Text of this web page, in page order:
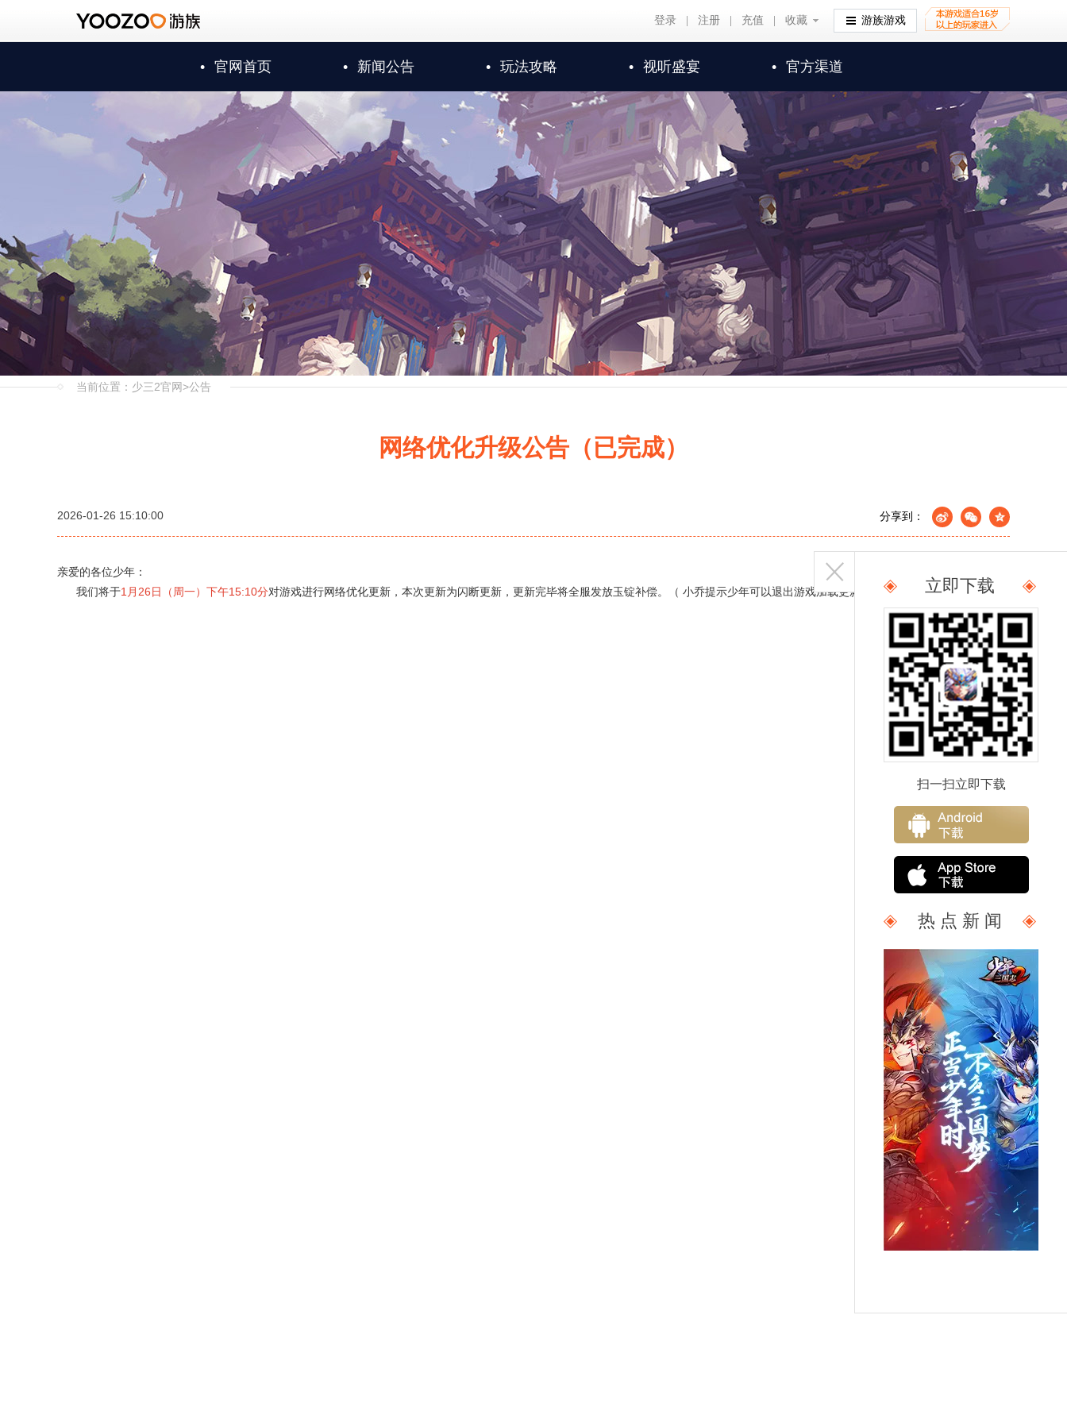
登录 注册 充值 收藏
收藏 游族游戏
• 官网首页 • 新闻公告 • 玩法攻略 • 视听盛宴 • 官方渠道
当前位置： 少三2官网>公告
网络优化升级公告（已完成）
2026-01-26 15:10:00 分享到：
亲爱的各位少年：
我们将于1月26日（周一）下午15:10分对游戏进行网络优化更新，本次更新为闪断更新，更新完毕将全服发放玉锭补偿。（ 小乔提示少年可以退出游戏加载更新补丁~） 立即下载
扫一扫立即下载
热 点 新 闻